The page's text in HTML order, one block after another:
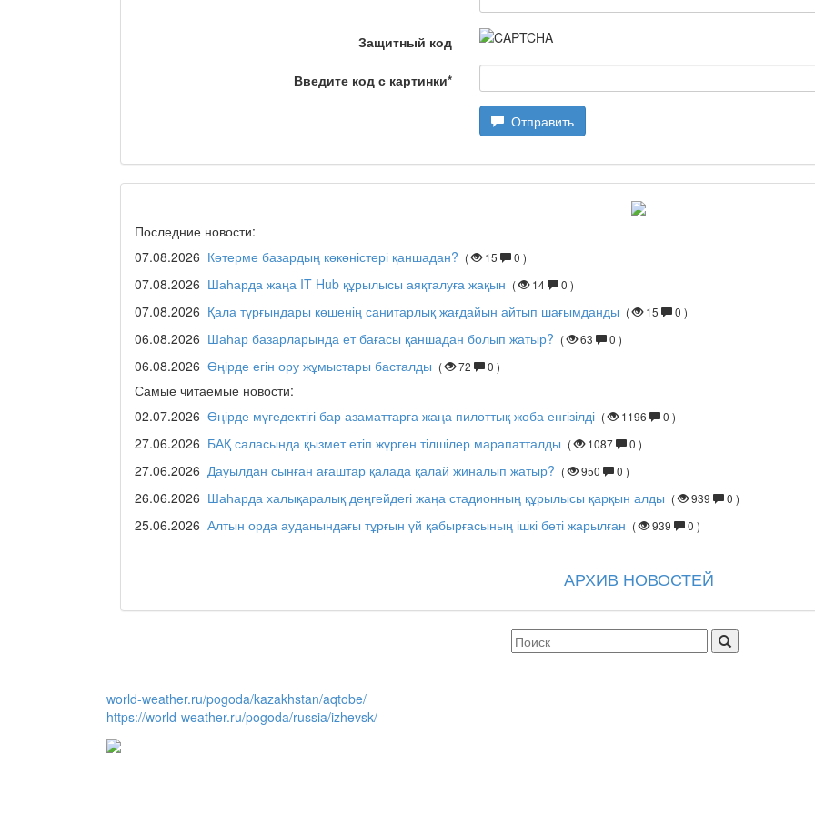
Maslihat LIVE
Отчётная встреча акима города Актобе с населением / Ақтөбе қаласы әкімінің
REGION 04
Люди города / Ақтөбелiктер
Горячая тема
Защитный код
Введите код с картинки*
Отправить
Последние новости:
07.08.2026 Көтерме базардың көкөністері қаншадан? ( 15 0 )
07.08.2026 Шаһарда жаңа IT Hub құрылысы аяқталуға жақын ( 14 0 )
07.08.2026 Қала тұрғындары көшенің санитарлық жағдайын айтып шағымданды ( 15 0 )
06.08.2026 Шаһар базарларында ет бағасы қаншадан болып жатыр? ( 63 0 )
06.08.2026 Өңірде егін ору жұмыстары басталды ( 72 0 )
Самые читаемые новости:
02.07.2026 Өңірде мүгедектігі бар азаматтарға жаңа пилоттық жоба енгізілді ( 1196 0 )
27.06.2026 БАҚ саласында қызмет етіп жүрген тілшілер марапатталды ( 1087 0 )
27.06.2026 Дауылдан сынған ағаштар қалада қалай жиналып жатыр? ( 950 0 )
26.06.2026 Шаһарда халықаралық деңгейдегі жаңа стадионның құрылысы қарқын алды ( 939 0 )
25.06.2026 Алтын орда ауданындағы тұрғын үй қабырғасының ішкі беті жарылған ( 939 0 )
АРХИВ НОВОСТЕЙ
world-weather.ru/pogoda/kazakhstan/aqtobe/
https://world-weather.ru/pogoda/russia/izhevsk/